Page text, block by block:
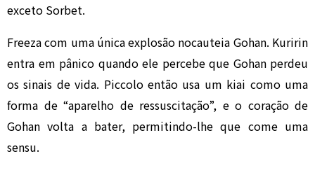
exceto Sorbet.
Freeza com uma única explosão nocauteia Gohan. Kuririn
entra em pânico quando ele percebe que Gohan perdeu
os sinais de vida. Piccolo então usa um kiai como uma
forma de “aparelho de ressuscitação”, e o coração de
Gohan volta a bater, permitindo-lhe que come uma
sensu.